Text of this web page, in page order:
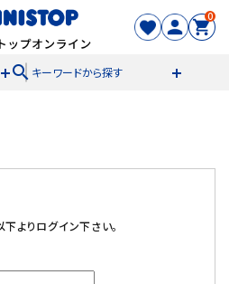
0
search キーワードから探す
新規登録
よりログイン下さい。